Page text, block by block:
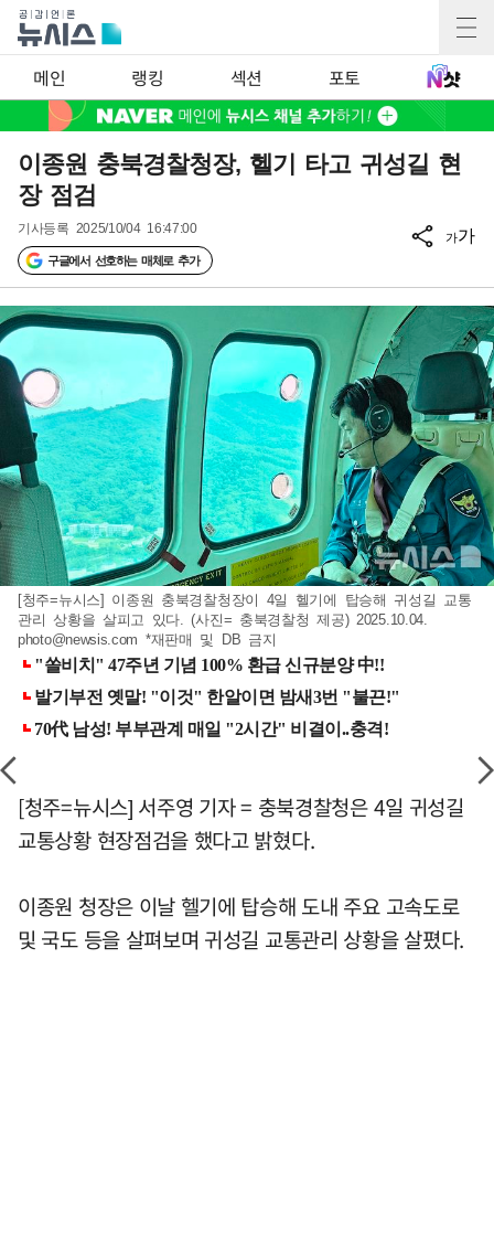
메인 랭킹 섹션 포토
이종원 충북경찰청장, 헬기 타고 귀성길 현
장 점검
기사등록 2025/10/04 16:47:00
구글에서 선호하는 매체로 추가
가가
[청주=뉴시스] 이종원 충북경찰청장이 4일 헬기에 탑승해 귀성길 교통
관리 상황을 살피고 있다. (사진= 충북경찰청 제공) 2025.10.04.
photo@newsis.com *재판매 및 DB 금지
[청주=뉴시스] 서주영 기자 = 충북경찰청은 4일 귀성길
교통상황 현장점검을 했다고 밝혔다.
이종원 청장은 이날 헬기에 탑승해 도내 주요 고속도로
및 국도 등을 살펴보며 귀성길 교통관리 상황을 살폈다.